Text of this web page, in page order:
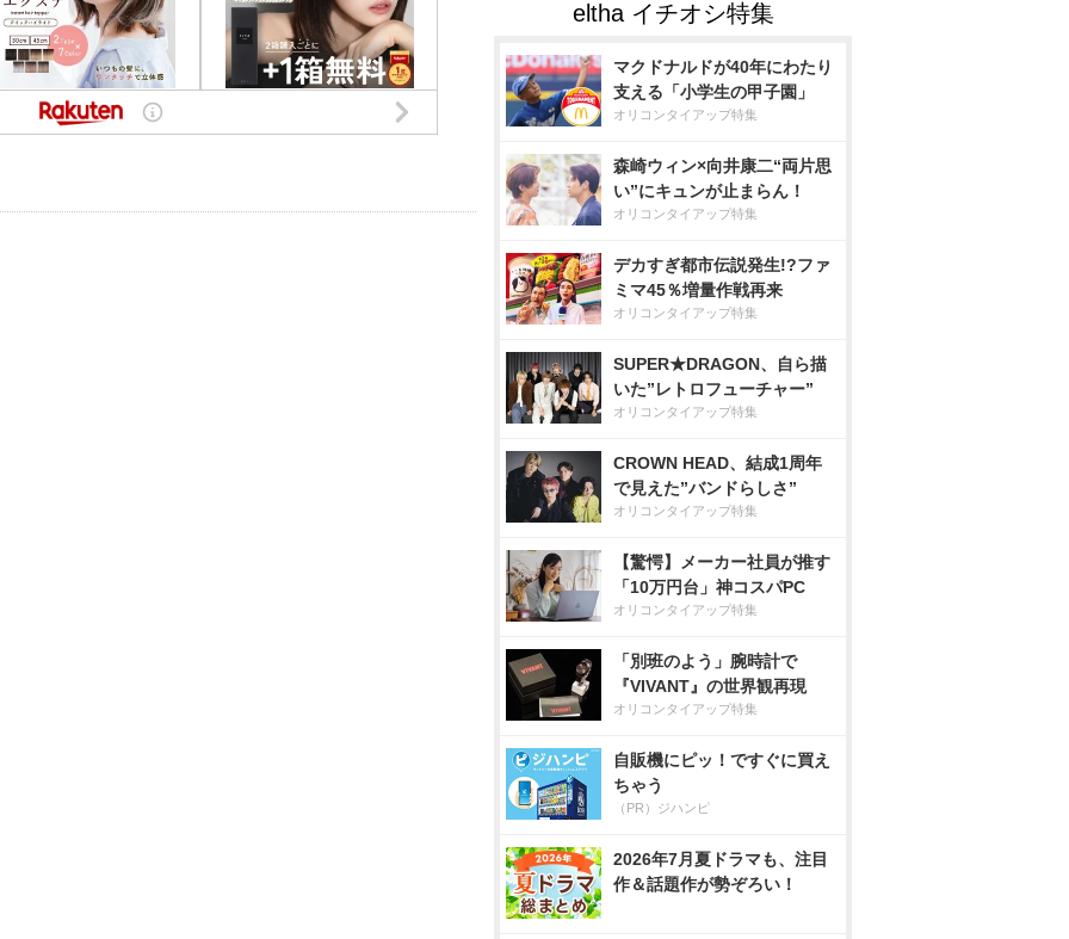
マクドナルドが40年にわたり
支える「小学生の甲子園」
オリコンタイアップ特集
森崎ウィン×向井康二“両片思
い”にキュンが止まらん！
オリコンタイアップ特集
デカすぎ都市伝説発生!?ファ
ミマ45％増量作戦再来
オリコンタイアップ特集
SUPER★DRAGON、自ら描
いた”レトロフューチャー”
オリコンタイアップ特集
CROWN HEAD、結成1周年
で見えた”バンドらしさ”
オリコンタイアップ特集
【驚愕】メーカー社員が推す
「10万円台」神コスパPC
オリコンタイアップ特集
「別班のよう」腕時計で
『VIVANT』の世界観再現
オリコンタイアップ特集
自販機にピッ！ですぐに買え
ちゃう
（PR）ジハンピ
2026年7月夏ドラマも、注目
作＆話題作が勢ぞろい！